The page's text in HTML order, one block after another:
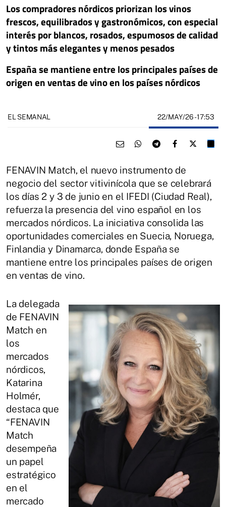
Los compradores nórdicos priorizan los vinos
frescos, equilibrados y gastronómicos, con especial
interés por blancos, rosados, espumosos de calidad
y tintos más elegantes y menos pesados
España se mantiene entre los principales países de
origen en ventas de vino en los países nórdicos
EL SEMANAL 22/MAY/26- 17:53
FENAVIN Match, el nuevo instrumento de
negocio del sector vitivinícola que se celebrará
los días 2 y 3 de junio en el IFEDI (Ciudad Real),
refuerza la presencia del vino español en los
mercados nórdicos. La iniciativa consolida las
oportunidades comerciales en Suecia, Noruega,
Finlandia y Dinamarca, donde España se
mantiene entre los principales países de origen
en ventas de vino.
La delegada
de FENAVIN
Match en
los
mercados
nórdicos,
Katarina
Holmér,
destaca que
“FENAVIN
Match
desempeña
un papel
estratégico
en el
mercado